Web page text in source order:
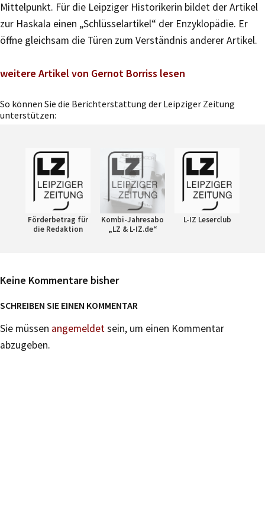
Mittelpunkt. Für die Leipziger Historikerin bildet der Artikel
zur Haskala einen „Schlüsselartikel“ der Enzyklopädie. Er
öffne gleichsam die Türen zum Verständnis anderer Artikel.
weitere Artikel von Gernot Borriss lesen
So können Sie die Berichterstattung der Leipziger Zeitung
unterstützen:
Förderbetrag für
die Redaktion
Kombi-Jahresabo
„LZ & L-IZ.de“
L-IZ Leserclub
Keine Kommentare bisher
SCHREIBEN SIE EINEN KOMMENTAR
Sie müssen angemeldetsein, um einen Kommentar
abzugeben.